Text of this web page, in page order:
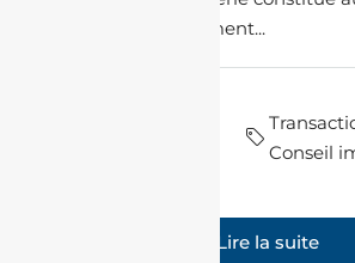
option particulièrement...
Conseil
Lire la suite